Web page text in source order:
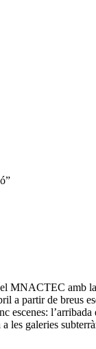
MNACTEC amb
partir de breus
escenes:
galeries